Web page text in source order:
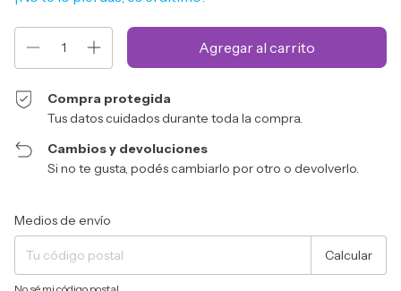
Compra protegida
Tus datos cuidados durante toda la compra.
Cambios y devoluciones
Si no te gusta, podés cambiarlo por otro o devolverlo.
Entregas para el CP:
Medios de envío
Calcular